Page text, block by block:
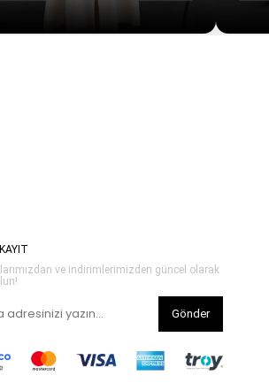
ve indirimlerimizden güncel olarak
Gönder